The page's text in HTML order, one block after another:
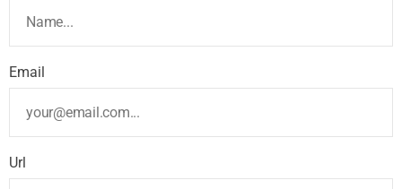
Email
Url